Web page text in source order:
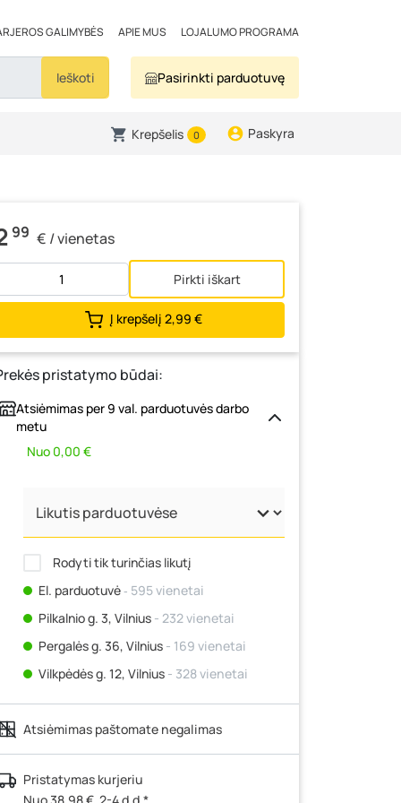
GALIMYBĖS APIE MUS LOJALUMO PROGRAMA
Ieškoti Pasirinkti parduotuvę
Krepšelis 0 Paskyra
99 € / vienetas
Pirkti iškart
Į krepšelį 2,99 €
pristatymo būdai:
Atsiėmimas per 9 val. parduotuvės darbo
metu
Nuo 0,00 €
Rodyti tik turinčias likutį
El. parduotuvė‐ 595 vienetai
Pilkalnio g. 3, Vilnius - 232 vienetai
Pergalės g. 36, Vilnius - 169 vienetai
Vilkpėdės g. 12, Vilnius - 328 vienetai
Ateities g. 15, Vilnius- 332 vienetai
Kauno r., Narsiečių k., Vytauto g. 183,
Kaunas- 277 vienetai
Šilutės pl. 83A, Klaipėda
Atsiėmimas paštomate negalimas
Pristatymas kurjeriu